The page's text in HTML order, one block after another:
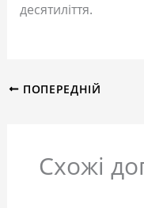
десятиліття.
ПОПЕРЕДНІЙ
Схожі